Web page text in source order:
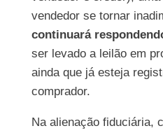
vendedor se tornar
continuará
ser levado a leilão em
ainda que já esteja
comprador.
Na alienação fiduciária,